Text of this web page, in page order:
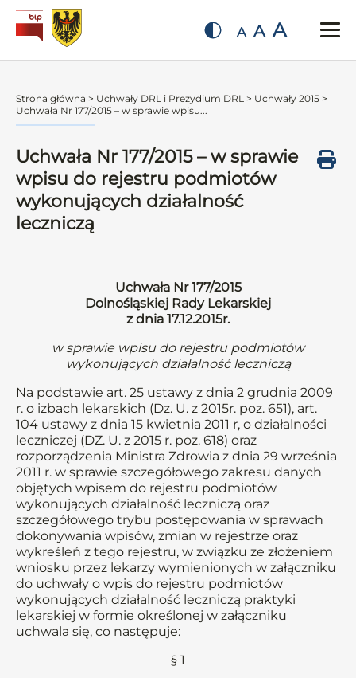
A A A
Strona główna > Uchwały DRL i Prezydium DRL > Uchwały 2015 >
Uchwała Nr 177/2015 – w sprawie wpisu...
Uchwała Nr 177/2015 – w sprawie
wpisu do rejestru podmiotów
wykonujących działalność
leczniczą
Uchwała Nr 177/2015
Dolnośląskiej Rady Lekarskiej
z dnia 17.12.2015r.
w sprawie wpisu do rejestru podmiotów
wykonujących działalność leczniczą
Na podstawie art. 25 ustawy z dnia 2 grudnia 2009
r. o izbach lekarskich (Dz. U. z 2015r. poz. 651), art.
104 ustawy z dnia 15 kwietnia 2011 r, o działalności
leczniczej (DZ. U. z 2015 r. poz. 618) oraz
rozporządzenia Ministra Zdrowia z dnia 29 września
2011 r. w sprawie szczegółowego zakresu danych
objętych wpisem do rejestru podmiotów
wykonujących działalność leczniczą oraz
szczegółowego trybu postępowania w sprawach
dokonywania wpisów, zmian w rejestrze oraz
wykreśleń z tego rejestru, w związku ze złożeniem
wniosku przez lekarzy wymienionych w załączniku
do uchwały o wpis do rejestru podmiotów
wykonujących działalność leczniczą praktyki
lekarskiej w formie określonej w załączniku
uchwala się, co następuje:
§ 1